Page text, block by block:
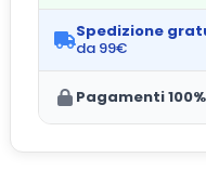
Spedizione
da 99€
Pagamenti